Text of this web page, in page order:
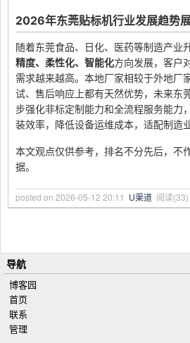
2026年东莞贴标机行业发展趋势
随着东莞食品、日化、医药等制造产业
精度、柔性化、智能化方向发展，客户
需求越来越高。本地厂家相较于外地厂
试、售后响应上都有天然优势，未来东
步强化非标定制能力和全流程服务能力
装效率，降低设备运维成本，适配制造
本文观点仅供参考，排名不分先后，不
据。
posted on 2026-05-12 20:11 U渠道 阅读(33
导航
博客园
首页
联系
管理